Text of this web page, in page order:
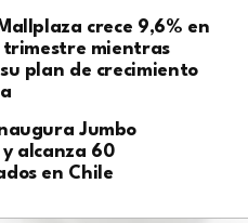
crece 9,6% en
trimestre mientras
plan de crecimiento
Jumbo
alcanza 60
en Chile